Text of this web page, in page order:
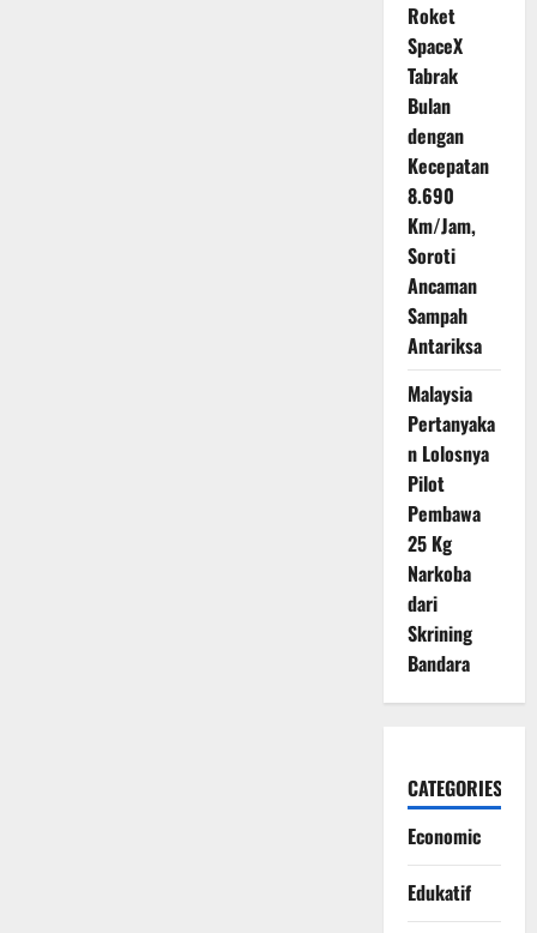
Roket
SpaceX
Tabrak
Bulan
dengan
Kecepatan
8.690
Km/Jam,
Soroti
Ancaman
Sampah
Antariksa
Malaysia
Pertanyaka
n Lolosnya
Pilot
Pembawa
25 Kg
Narkoba
dari
Skrining
Bandara
CATEGORIES
Economic
Edukatif